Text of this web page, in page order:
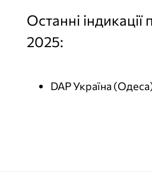
Останні
2025:
DAP Україна